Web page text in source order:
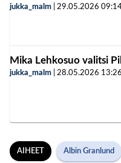
jukka_malm 29.05.2026
Mika Lehkosuo valitsi
jukka_malm 28.05.2026 13:26
AIHEET Albin Granlund